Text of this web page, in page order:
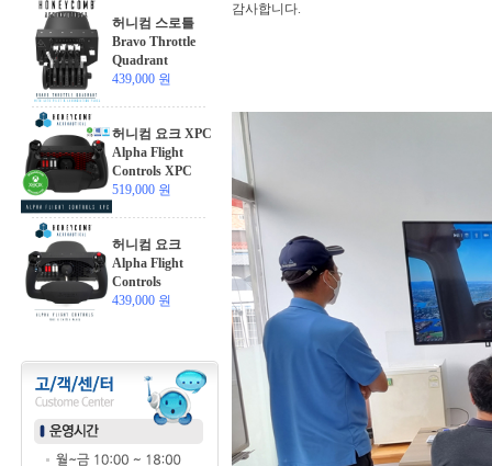
허니컴 스로틀
Bravo Throttle
Quadrant
439,000 원
허니컴 요크 XPC
Alpha Flight
Controls XPC
519,000 원
허니컴 요크
Alpha Flight
Controls
439,000 원
감사합니다.